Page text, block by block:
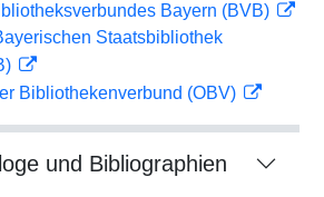
Bayern (BVB)
Staatsbibliothek
Bibliothekenverbund (OBV)
und Bibliographien